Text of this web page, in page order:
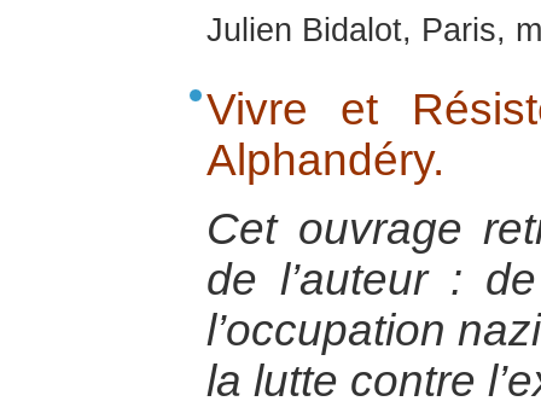
Julien Bidalot, Paris,
Vivre et
Alphandéry.
Cet ouvrage
de l’auteur :
l’occupation
la lutte contre